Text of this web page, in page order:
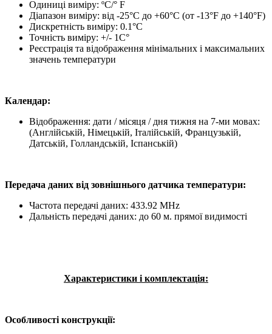
Одиниці виміру: ºС/° F
Діапазон виміру: від -25°C до +60°C (от -13°F до +140°F)
Дискретність виміру: 0.1°C
Точність виміру: +/- 1C°
Реєстрація та відображення мінімальних і максимальних
значень температури
Календар:
Відображення: дати / місяця / дня тижня на 7-ми мовах:
(Англійській, Німецькій, Італійській, Французькій,
Датській, Голландській, Іспанській)
Передача даних від зовнішнього датчика температури:
Частота передачі даних: 433.92 MHz
Дальність передачі даних: до 60 м. прямої видимості
Характеристики і комплектація:
Особливості конструкції: